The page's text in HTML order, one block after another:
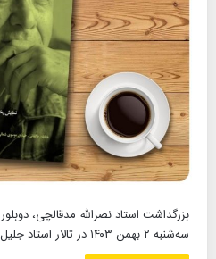
بزرگداشت استاد نصرالله مدقالچی،
سه‌شنبه ۲ بهمن ۱۴۰۳ در تالار استاد جلیل شهناز…